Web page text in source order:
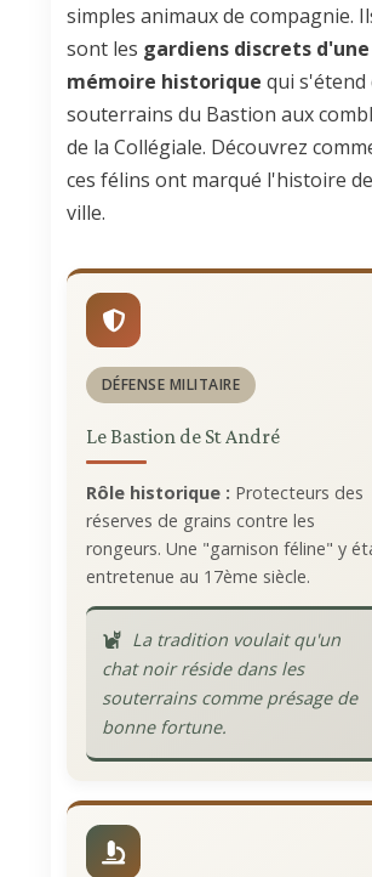
simples animaux de compagnie.
sont les gardiens discrets d'une
mémoire historique qui s'étend
souterrains du Bastion aux
de la Collégiale. Découvrez
ces félins ont marqué l'histoire
ville.
DÉFENSE MILITAIRE
Le Bastion de St André
Rôle historique : Protecteurs des
réserves de grains contre les
rongeurs. Une "garnison féline" y
entretenue au 17ème siècle.
La tradition voulait qu'un
chat noir réside dans les
souterrains comme présage de
bonne fortune.